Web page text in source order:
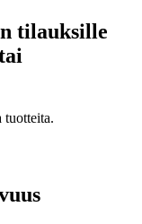
tilauksille
tuotteita.